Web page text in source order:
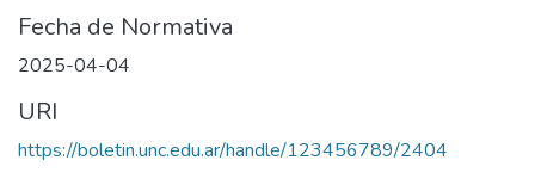
Fecha de Normativa
2025-04-04
URI
https://boletin.unc.edu.ar/handle/123456789/2404